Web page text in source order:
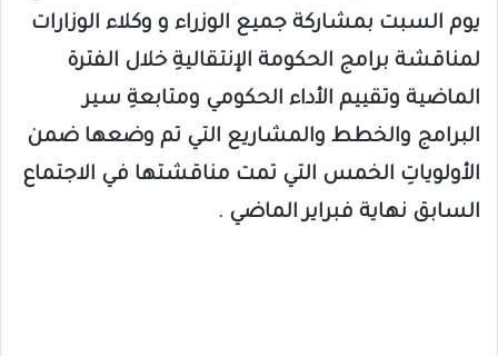
يوم السبت بمشاركة جميع الوزراء و وكلاء الوزارات
لمناقشة برامج الحكومة الإنتقاليةِ خلال الفترة
الماضية وتقييم الأداء الحكومي ومتابعةِ سير
البرامج والخطط والمشاريع التي تم وضعها ضمن
الأولوياتِ الخمس التي تمت مناقشتها في الاجتماع
السابق نهاية فبراير الماضي .